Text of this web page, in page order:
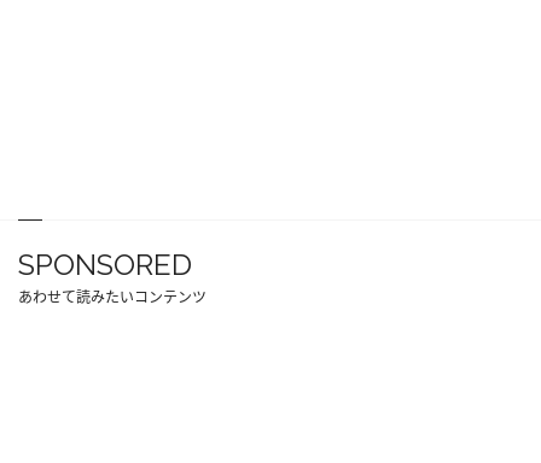
SPONSORED
あわせて読みたいコンテンツ